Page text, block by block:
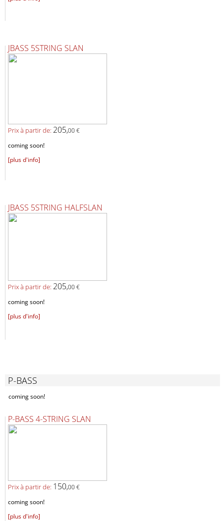
JBASS 5STRING SLAN
Prix ​​à partir de: 205,00 €
coming soon!
[plus d'info]
JBASS 5STRING HALFSLAN
Prix ​​à partir de: 205,00 €
coming soon!
[plus d'info]
P-BASS
coming soon!
P-BASS 4-STRING SLAN
Prix ​​à partir de: 150,00 €
coming soon!
[plus d'info]